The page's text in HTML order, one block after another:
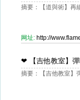
摘要：【道與術】再
网址: http://
❤ 【吉他教室】
摘要：【吉他教室】